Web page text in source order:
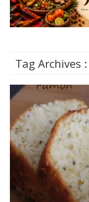
Tag Archives :